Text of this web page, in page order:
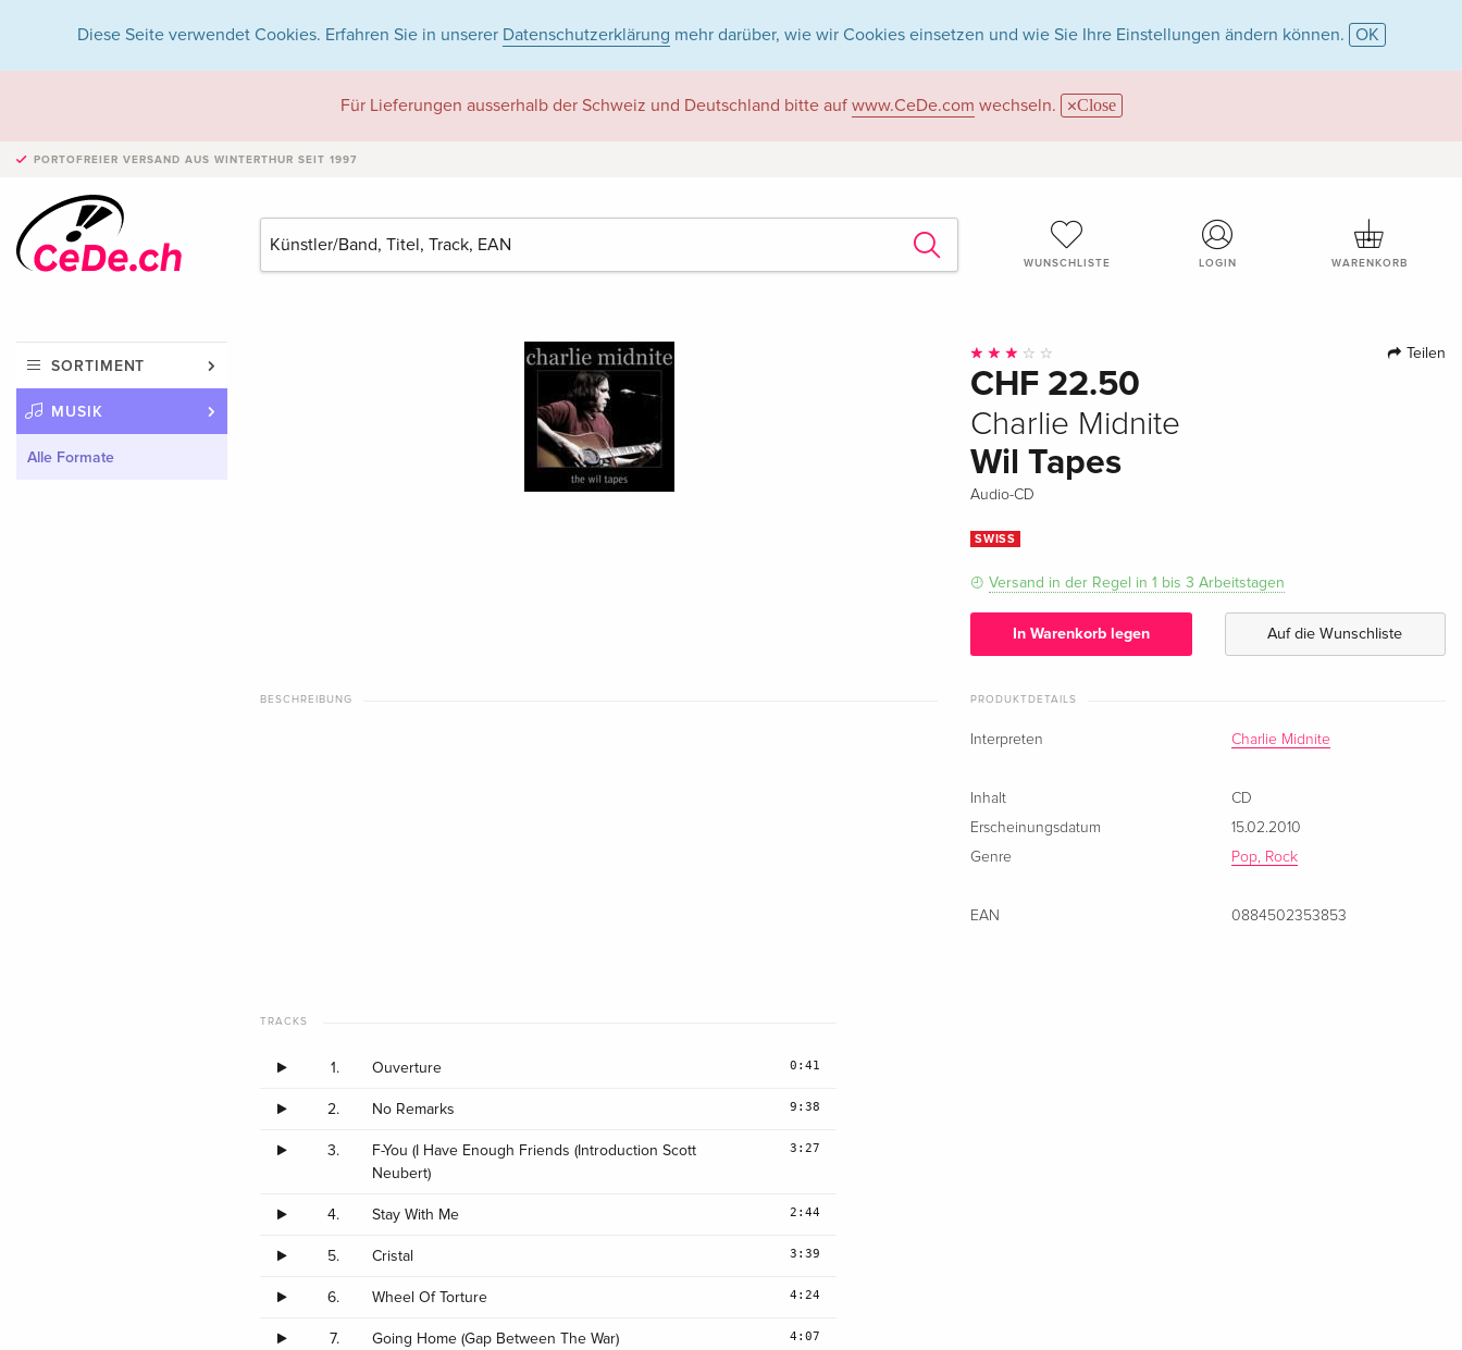
Diese Seite verwendet Cookies. Erfahren Sie in unserer Datenschutzerklärung mehr darüber, wie wir Cookies einsetzen und wie Sie Ihre Einstellungen ändern können. OK
Für Lieferungen ausserhalb der Schweiz und Deutschland bitte auf www.CeDe.com wechseln. Close
PORTOFREIER VERSAND AUS WINTERTHUR SEIT 1997
WUNSCHLISTE LOGIN WARENKORB
SORTIMENT
MUSIK
Alle Formate
Teilen
CHF 22.50
Charlie Midnite
Wil Tapes
Audio-CD
SWISS
Versand in der Regel in 1 bis 3 Arbeitstagen
In Warenkorb legen Auf die Wunschliste
BESCHREIBUNG PRODUKTDETAILS
Interpreten Charlie Midnite
Inhalt
CD
Erscheinungsdatum
15.02.2010
Genre
Pop, Rock
EAN 0884502353853
TRACKS
1. Ouverture 0:41
2. No Remarks 9:38
3.
F-You (I Have Enough Friends (Introduction Scott
Neubert)
3:27
4. Stay With Me 2:44
5. Cristal 3:39
6. Wheel Of Torture 4:24
7. Going Home (Gap Between The War) 4:07